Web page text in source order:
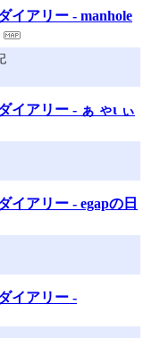
イアリー - manhole
イアリー - ぁ ゃι ぃ
イアリー - egapの日
イアリー -